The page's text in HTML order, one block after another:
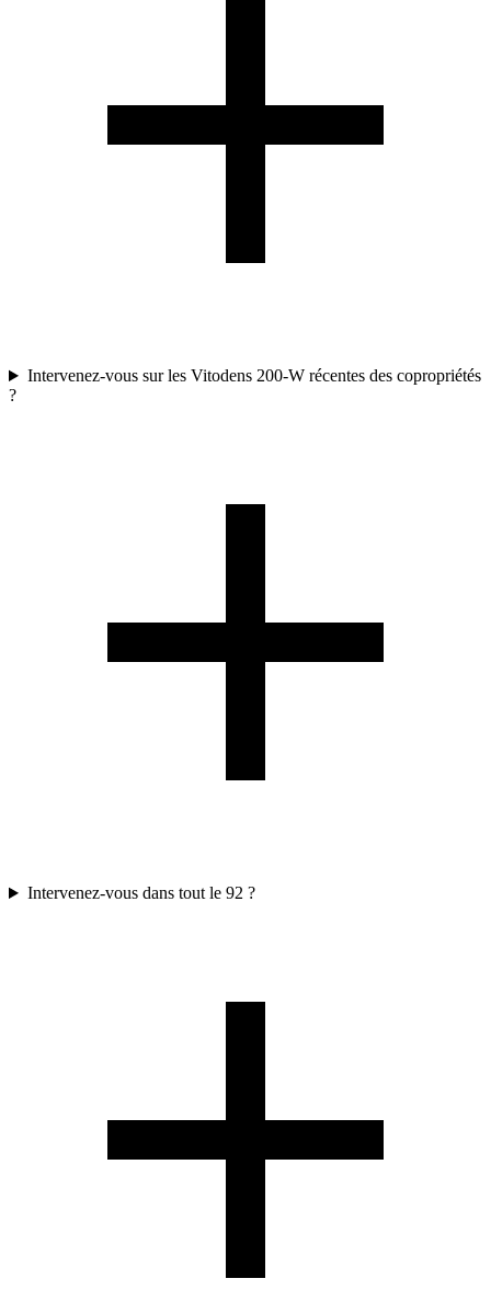
Intervenez-vous sur les Vitodens 200-W récentes des copropriétés
?
Intervenez-vous dans tout le 92 ?